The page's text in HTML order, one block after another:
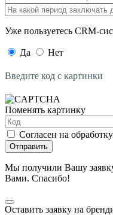
Уже пользуетесь CRM-
Да Нет
Введите код с картинки
Поменять картинку
Согласен на обработку
Отправить
Мы получили Вашу
Вами. Спасибо!
Оставить заявку на